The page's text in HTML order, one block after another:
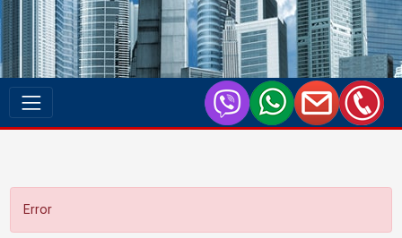
Error